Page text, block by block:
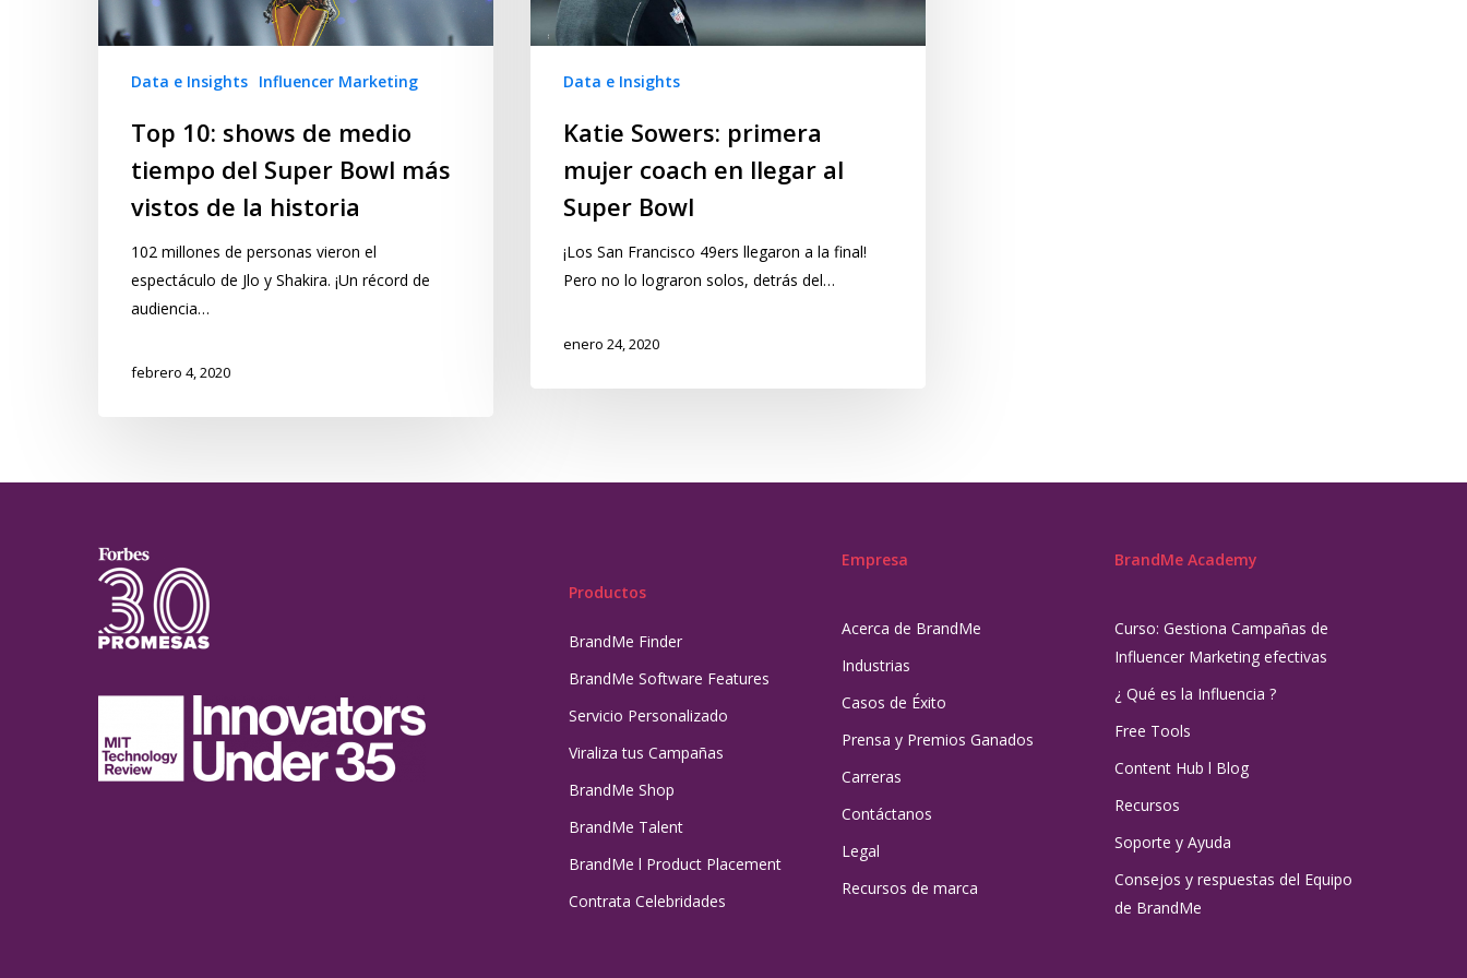
Data e Insights Influencer Marketing
Top 10: shows de medio
tiempo del Super Bowl más
vistos de la historia
102 millones de personas vieron el
espectáculo de Jlo y Shakira. ¡Un récord de
audiencia…
febrero 4, 2020
Data e Insights
Katie Sowers: primera
mujer coach en llegar al
Super Bowl
¡Los San Francisco 49ers llegaron a la final!
Pero no lo lograron solos, detrás del…
enero 24, 2020
Productos
BrandMe Finder
BrandMe Software Features
Servicio Personalizado
Viraliza tus Campañas
BrandMe Shop
BrandMe Talent
BrandMe l Product Placement
Contrata Celebridades
Empresa
Acerca de BrandMe
Industrias
Casos de Éxito
Prensa y Premios Ganados
Carreras
Contáctanos
Legal
Recursos de marca
BrandMe Academy
Curso: Gestiona Campañas de
Influencer Marketing efectivas
¿ Qué es la Influencia ?
Free Tools
Content Hub l Blog
Recursos
Soporte y Ayuda
Consejos y respuestas del Equipo
de BrandMe